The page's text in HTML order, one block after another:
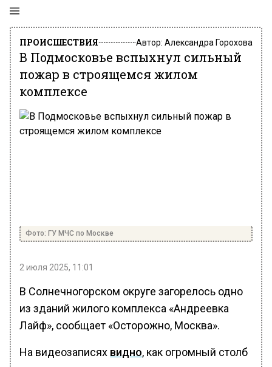
ПРОИСШЕСТВИЯ Автор: Александра Горохова
В Подмосковье вспыхнул сильный
пожар в строящемся жилом
комплексе
Фото: ГУ МЧС по Москве
2 июля 2025, 11:01
В Солнечногорском округе загорелось одно
из зданий жилого комплекса «Андреевка
Лайф», сообщает «Осторожно, Москва».
На видеозаписях видно, как огромный столб